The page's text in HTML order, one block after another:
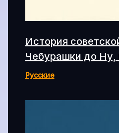
История
Чебурашки до Ну,
Русские